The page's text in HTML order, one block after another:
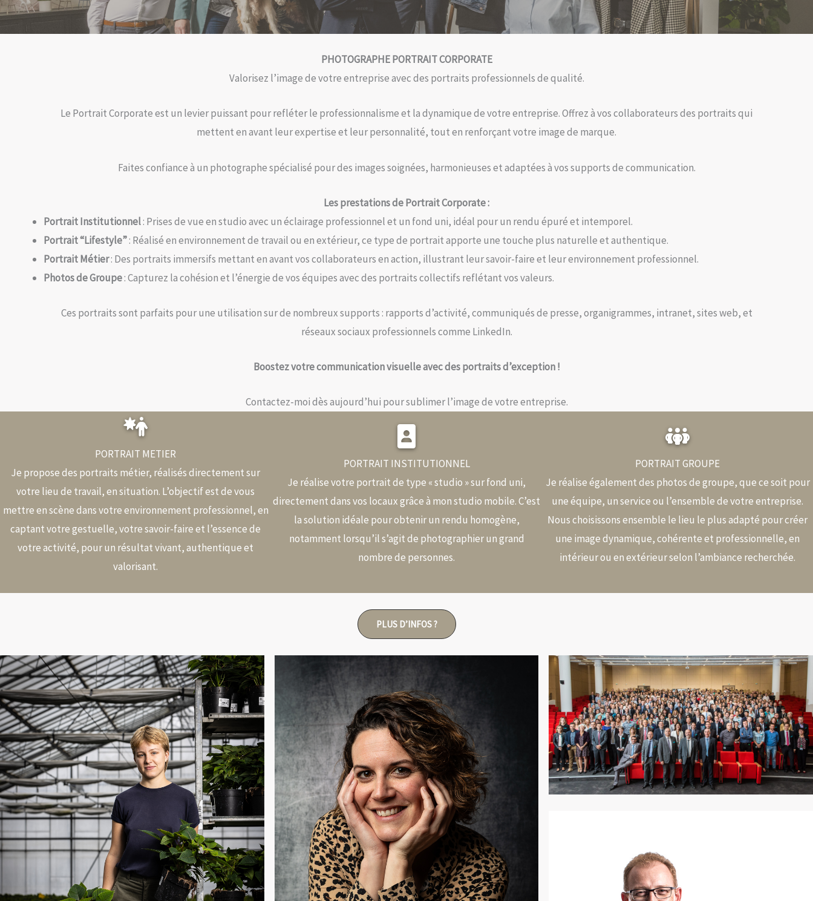
PHOTOGRAPHE PORTRAIT CORPORATE
Valorisez l’image de votre entreprise avec des portraits professionnels de qualité.
Le Portrait Corporate est un levier puissant pour refléter le professionnalisme et la dynamique de votre entreprise. Offrez à vos collaborateurs des portraits qui
mettent en avant leur expertise et leur personnalité, tout en renforçant votre image de marque.
Faites confiance à un photographe spécialisé pour des images soignées, harmonieuses et adaptées à vos supports de communication.
Les prestations de Portrait Corporate :
Portrait Institutionnel: Prises de vue en studio avec un éclairage professionnel et un fond uni, idéal pour un rendu épuré et intemporel.
Portrait “Lifestyle”: Réalisé en environnement de travail ou en extérieur, ce type de portrait apporte une touche plus naturelle et authentique.
Portrait Métier: Des portraits immersifs mettant en avant vos collaborateurs en action, illustrant leur savoir-faire et leur environnement professionnel.
Photos de Groupe: Capturez la cohésion et l’énergie de vos équipes avec des portraits collectifs reflétant vos valeurs.
Ces portraits sont parfaits pour une utilisation sur de nombreux supports : rapports d’activité, communiqués de presse, organigrammes, intranet, sites web, et
réseaux sociaux professionnels comme LinkedIn.
Boostez votre communication visuelle avec des portraits d’exception !
Contactez-moi dès aujourd’hui pour sublimer l’image de votre entreprise.
PORTRAIT METIER
Je propose des portraits métier, réalisés directement sur
votre lieu de travail, en situation. L’objectif est de vous
mettre en scène dans votre environnement professionnel, en
captant votre gestuelle, votre savoir-faire et l’essence de
votre activité, pour un résultat vivant, authentique et
valorisant.
PORTRAIT INSTITUTIONNEL
Je réalise votre portrait de type « studio » sur fond uni,
directement dans vos locaux grâce à mon studio mobile. C’est
la solution idéale pour obtenir un rendu homogène,
notamment lorsqu’il s’agit de photographier un grand
nombre de personnes.
PORTRAIT GROUPE
Je réalise également des photos de groupe, que ce soit pour
une équipe, un service ou l’ensemble de votre entreprise.
Nous choisissons ensemble le lieu le plus adapté pour créer
une image dynamique, cohérente et professionnelle, en
intérieur ou en extérieur selon l’ambiance recherchée.
PLUS D’INFOS ?